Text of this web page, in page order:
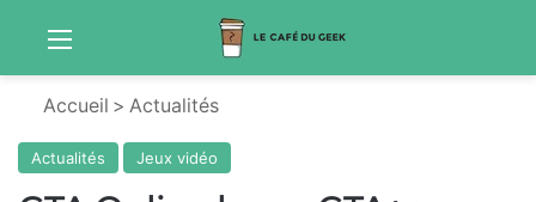
Menu
Accueil > Actualités
Actualités Jeux vidéo